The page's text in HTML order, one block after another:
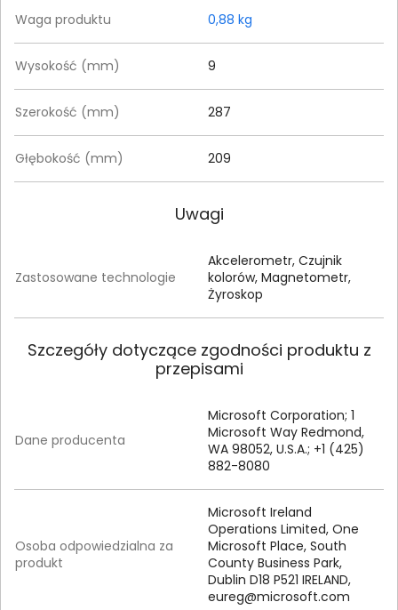
Waga produktu 0,88 kg
Wysokość (mm) 9
Szerokość (mm) 287
Głębokość (mm) 209
Uwagi
Zastosowane technologie
Akcelerometr, Czujnik
kolorów, Magnetometr,
Żyroskop
Szczegóły dotyczące zgodności produktu z
przepisami
Dane producenta
Microsoft Corporation; 1
Microsoft Way Redmond,
WA 98052, U.S.A.; +1 (425)
882-8080
Osoba odpowiedzialna za
produkt
Microsoft Ireland
Operations Limited, One
Microsoft Place, South
County Business Park,
Dublin D18 P521 IRELAND,
eureg@microsoft.com